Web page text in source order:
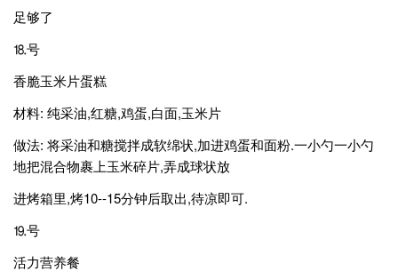
足够了
⒙号
香脆玉米片蛋糕
材料: 纯采油,红糖,鸡蛋,白面,玉米片
做法: 将采油和糖搅拌成软绵状,加进鸡蛋和面粉.一小勺一小勺
地把混合物裹上玉米碎片,弄成球状放
进烤箱里,烤10--15分钟后取出,待凉即可.
⒚号
活力营养餐